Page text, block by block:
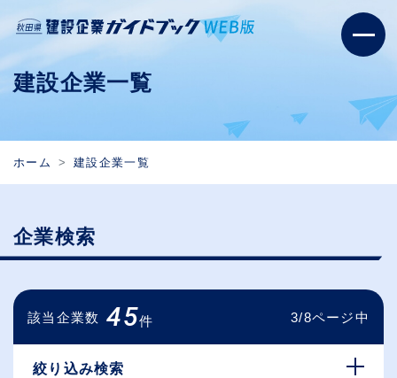
建設企業一覧
ホーム 建設企業一覧
企業検索
該当企業数 45件 3/8ページ中
絞り込み検索